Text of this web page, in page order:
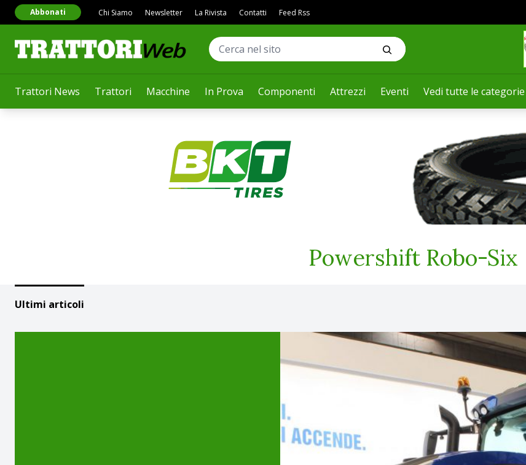
Trattori News Trattori Macchine In Prova Componenti Attrezzi Eventi Vedi tutte le categorie
Abbonati Chi Siamo Newsletter La Rivista Contatti Feed Rss
Powershift Robo-Six
Ultimi articoli